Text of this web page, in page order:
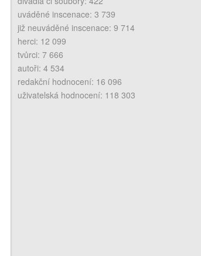
uváděné inscenace: 3 739
již neuváděné inscenace: 9 714
herci: 12 099
tvůrci: 7 666
autoři: 4 534
redakční hodnocení: 16 096
uživatelská hodnocení: 118 303